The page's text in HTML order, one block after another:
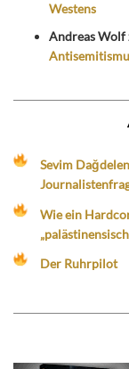
Westens
Andreas Wolf
Sevim
Wie ein
Der Ruhrpilot